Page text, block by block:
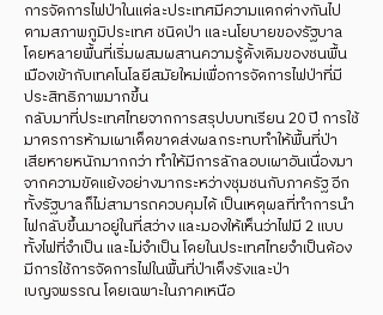
การจัดการไฟป่าในแต่ละประเทศมีความแตกต่างกันไป
ตามสภาพภูมิประเทศ ชนิดป่า และนโยบายของรัฐบาล
โดยหลายพื้นที่เริ่มผสมผสานความรู้ดั้งเดิมของชนพื้น
เมืองเข้ากับเทคโนโลยีสมัยใหม่เพื่อการจัดการไฟป่าที่มี
ประสิทธิภาพมากขึ้น
กลับมาที่ประเทศไทยจากการสรุปบบทเรียน 20 ปี การใช้
มาตรการห้ามเผาเด็ดขาดส่งผลกระทบทำให้พื้นที่ป่า
เสียหายหนักมากกว่า ทำให้มีการลักลอบเผาอันเนื่องมา
จากความขัดแย้งอย่างมากระหว่างชุมชนกับภาครัฐ อีก
ทั้งรัฐบาลก็ไม่สามารถควบคุมได้ เป็นเหตุผลที่ทำการนำ
ไฟกลับขึ้นมาอยู่ในที่สว่าง และมองให้เห็นว่าไฟมี 2 แบบ
ทั้งไฟที่จำเป็น และไม่จำเป็น โดยในประเทศไทยจำเป็นต้อง
มีการใช้การจัดการไฟในพื้นที่ป่าเต็งรังและป่า
เบญจพรรณ โดยเฉพาะในภาคเหนือ